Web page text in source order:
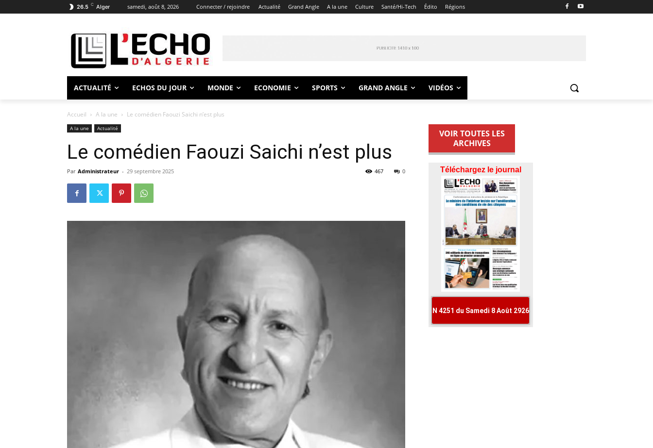
26.5 C Alger samedi, août 8, 2026 Connecter / rejoindre Actualité Grand Angle A la une Culture Santé/Hi-Tech Édito Régions
ACTUALITÉ ECHOS DU JOUR MONDE ECONOMIE SPORTS GRAND ANGLE VIDÉOS
Accueil A la une Le comédien Faouzi Saichi n’est plus
A la une Actualité
Le comédien Faouzi Saichi n’est plus
Par Administrateur - 29 septembre 2025 0
467
VOIR TOUTES LES
ARCHIVES